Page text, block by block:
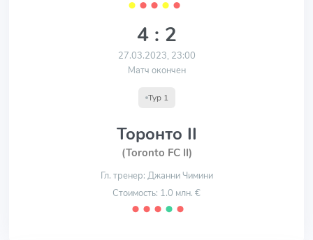
⬤ ⬤ ⬤ ⬤ ⬤
4 : 2
27.03.2023, 23:00
Матч окончен
Тур 1
Торонто II
(Toronto FC II)
Гл. тренер: Джанни Чимини
Стоимость: 1.0 млн. €
⬤ ⬤ ⬤ ⬤ ⬤